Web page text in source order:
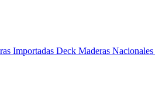
Importadas Deck Maderas Nacionales